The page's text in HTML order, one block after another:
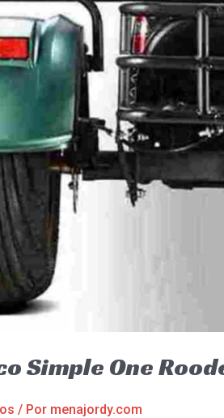
Simple One
/ Por menajordy.com